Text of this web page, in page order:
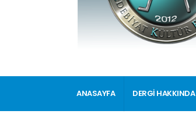
ANASAYFA DERGİ HAKKINDA